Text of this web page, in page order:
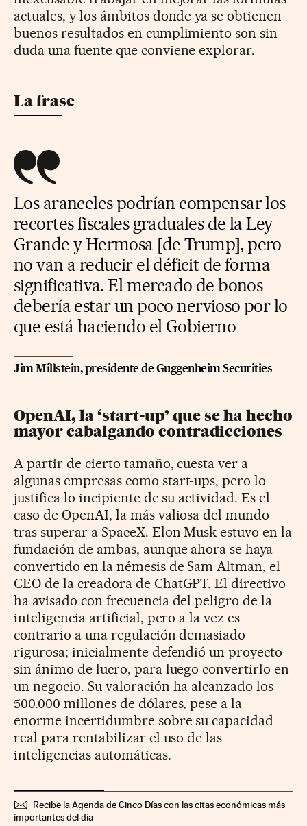
actuales, y los ámbitos donde ya se obtienen
buenos resultados en cumplimiento son sin
duda una fuente que conviene explorar.
La frase
Los aranceles podrían compensar los
recortes fiscales graduales de la Ley
Grande y Hermosa [de Trump], pero
no van a reducir el déficit de forma
significativa. El mercado de bonos
debería estar un poco nervioso por lo
que está haciendo el Gobierno
Jim Millstein, presidente de Guggenheim Securities
OpenAI, la ‘start-up’ que se ha hecho
mayor cabalgando contradicciones
A partir de cierto tamaño, cuesta ver a
algunas empresas como start-ups, pero lo
justifica lo incipiente de su actividad. Es el
caso de OpenAI, la más valiosa del mundo
tras superar a SpaceX. Elon Musk estuvo en la
fundación de ambas, aunque ahora se haya
convertido en la némesis de Sam Altman, el
CEO de la creadora de ChatGPT. El directivo
ha avisado con frecuencia del peligro de la
inteligencia artificial, pero a la vez es
contrario a una regulación demasiado
rigurosa; inicialmente defendió un proyecto
sin ánimo de lucro, para luego convertirlo en
un negocio. Su valoración ha alcanzado los
500.000 millones de dólares, pese a la
enorme incertidumbre sobre su capacidad
real para rentabilizar el uso de las
inteligencias automáticas.
Recibe la Agenda de Cinco Días con las citas económicas más
importantes del día